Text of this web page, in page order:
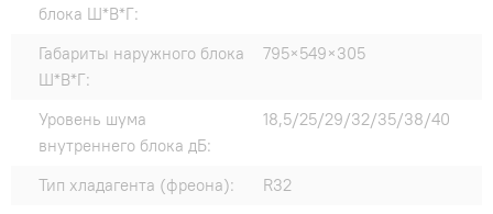
блока Ш*В*Г:
Габариты наружного блока
Ш*В*Г:
795×549×305
Уровень шума
внутреннего блока дБ:
18,5/25/29/32/35/38/40
Тип хладагента (фреона):
R32